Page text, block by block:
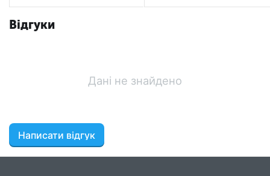
Відгуки
Дані не знайдено
Написати відгук